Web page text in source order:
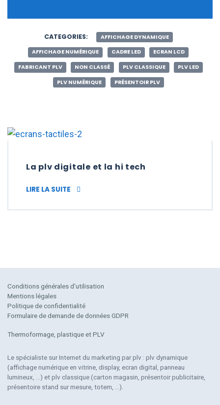
CATEGORIES: AFFICHAGE DYNAMIQUE
AFFICHAGE NUMÉRIQUE CADRE LED ECRAN LCD
FABRICANT PLV NON CLASSÉ PLV CLASSIQUE PLV LED
PLV NUMÉRIQUE PRÉSENTOIR PLV
La plv digitale et la hi tech
LIRE LA SUITE LA PLV DIGITALE ET LA HI TECH
Conditions générales d’utilisation
Mentions légales
Politique de confidentialité
Formulaire de demande de données GDPR
Thermoformage, plastique et PLV
Le spécialiste sur Internet du marketing par plv : plv dynamique
(affichage numérique en vitrine, display, ecran digital, panneau
lumineux, …) et plv classique (carton magasin, présentoir publicitaire,
présentoire stand sur mesure, totem, …).